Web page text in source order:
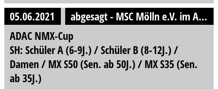
05.06.2021
abgesagt - MSC Mölln e.V. im ADAC
ADAC NMX-Cup
SH: Schüler A (6-9J.) / Schüler B (8-12J.) /
Damen / MX S50 (Sen. ab 50J.) / MX S35 (Sen.
ab 35J.)